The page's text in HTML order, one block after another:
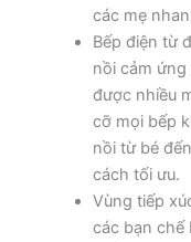
các mẹ
Bếp điện từ
nồi cảm
được nhiều
cỡ mọi bếp
nồi từ bé
cách tối ưu.
Vùng tiếp
các bạn chế